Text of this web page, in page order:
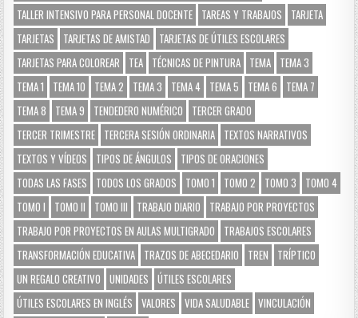
TALLER INTENSIVO PARA PERSONAL DOCENTE TAREAS Y TRABAJOS
TARJETA
TARJETAS
TARJETAS DE AMISTAD
TARJETAS DE ÚTILES ESCOLARES
TARJETAS PARA COLOREAR
TEA TÉCNICAS DE PINTURA TEMA TEMA 3
TEMA 1
TEMA 10 TEMA 2 TEMA 3 TEMA 4 TEMA 5 TEMA 6
TEMA 7
TEMA 8
TEMA 9 TENDEDERO NUMÉRICO
TERCER GRADO
TERCER TRIMESTRE TERCERA SESIÓN ORDINARIA TEXTOS NARRATIVOS
TEXTOS Y VÍDEOS
TIPOS DE ÁNGULOS
TIPOS DE ORACIONES
TODAS LAS FASES
TODOS LOS GRADOS TOMO 1 TOMO 2 TOMO 3
TOMO 4
TOMO I
TOMO II TOMO III TRABAJO DIARIO
TRABAJO POR PROYECTOS
TRABAJO POR PROYECTOS EN AULAS MULTIGRADO
TRABAJOS ESCOLARES
TRANSFORMACIÓN EDUCATIVA TRAZOS DE ABECEDARIO TREN
TRÍPTICO
UN REGALO CREATIVO
UNIDADES
ÚTILES ESCOLARES
ÚTILES ESCOLARES EN INGLÉS
VALORES VIDA SALUDABLE VINCULACIÓN